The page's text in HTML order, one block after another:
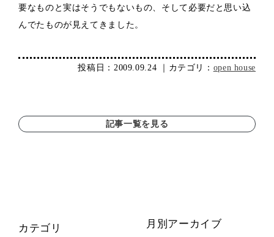
要なものと実はそうでもないもの、そして必要だと思い込
んでたものが見えてきました。
投稿日：2009.09.24 ｜カテゴリ： open house
記事一覧を見る
カテゴリ 月別アーカイブ